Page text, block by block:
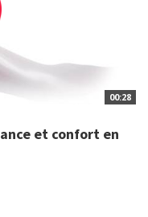
00:28
et confort en